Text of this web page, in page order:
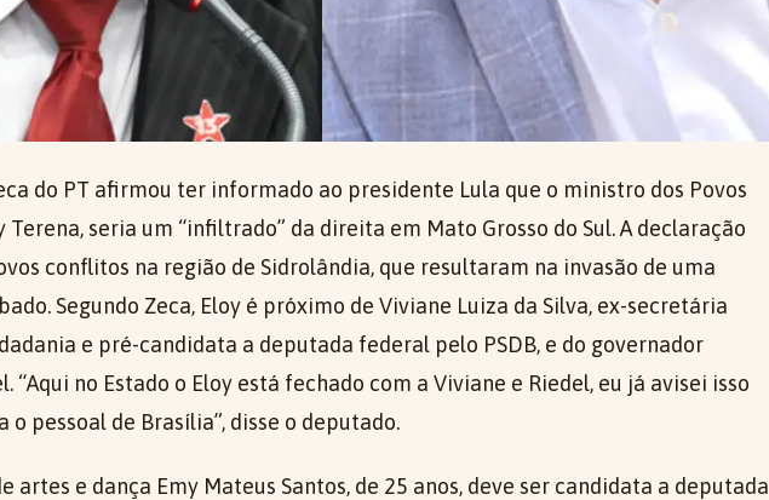
do PT afirmou ter informado ao presidente Lula que o ministro dos Povos
Terena, seria um “infiltrado” da direita em Mato Grosso do Sul. A declaração
conflitos na região de Sidrolândia, que resultaram na invasão de uma
Segundo Zeca, Eloy é próximo de Viviane Luiza da Silva, ex-secretária
e pré-candidata a deputada federal pelo PSDB, e do governador
“Aqui no Estado o Eloy está fechado com a Viviane e Riedel, eu já avisei isso
o pessoal de Brasília”, disse o deputado.
artes e dança Emy Mateus Santos, de 25 anos, deve ser candidata a deputada